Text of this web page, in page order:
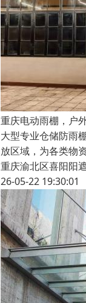
重庆电动雨棚，户
大型专业仓储防雨
放区域，为各类物
重庆渝北区喜阳阳
26-05-22 19:30:01